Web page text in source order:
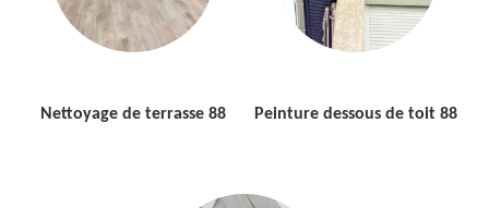
Nettoyage de terrasse 88 Peinture dessous de toit 88